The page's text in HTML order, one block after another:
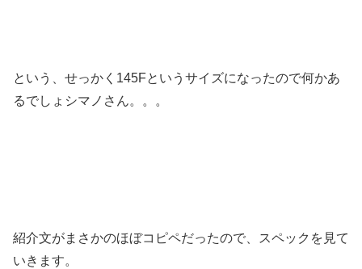
という、せっかく145Fというサイズになったので何かあ
るでしょシマノさん。。。
紹介文がまさかのほぼコピペだったので、スペックを見て
いきます。